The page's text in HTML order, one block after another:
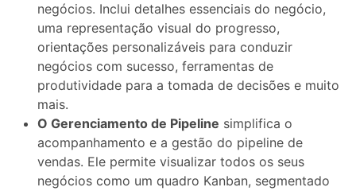
negócios. Inclui detalhes essenciais do negócio,
uma representação visual do progresso,
orientações personalizáveis ​​para conduzir
negócios com sucesso, ferramentas de
produtividade para a tomada de decisões e muito
mais.
O Gerenciamento de Pipeline simplifica o
acompanhamento e a gestão do pipeline de
vendas. Ele permite visualizar todos os seus
negócios como um quadro Kanban, segmentado